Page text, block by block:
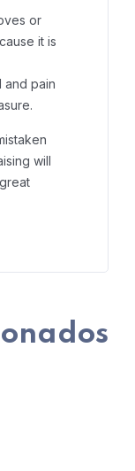
or
it is
and pain
will